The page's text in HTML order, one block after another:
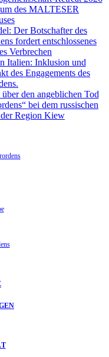
des MALTESER
Der Botschafter des
fordert entschlossenes
Verbrechen
Italien: Inklusion und
des Engagements des
den angeblichen Tod
bei dem russischen
Region Kiew